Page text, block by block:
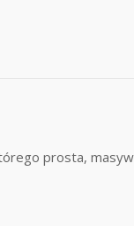
prosta,